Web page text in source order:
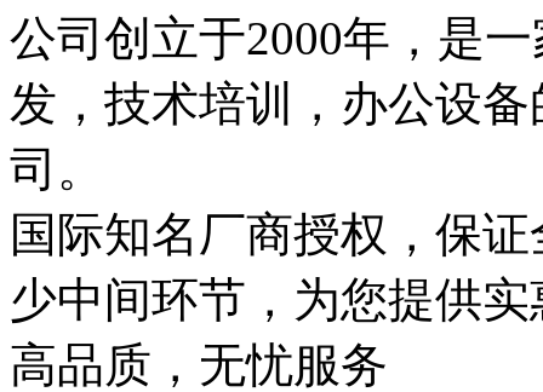
公司创立于2000年，是
发，技术培训，办公设
司。
国际知名厂商授权，保
少中间环节，为您提供
高品质，无忧服务